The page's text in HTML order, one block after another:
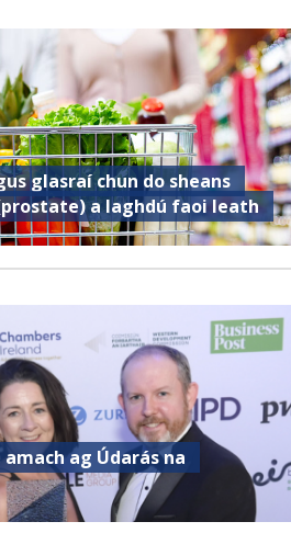
glasraí chun do sheans
a laghdú faoi leath
ag Údarás na